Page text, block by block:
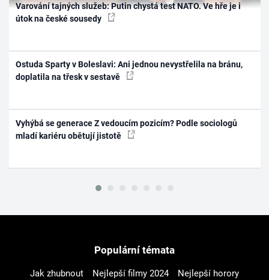
Varování tajných služeb: Putin chystá test NATO. Ve hře je i
útok na české sousedy
Ostuda Sparty v Boleslavi: Ani jednou nevystřelila na bránu,
doplatila na třesk v sestavě
Vyhýbá se generace Z vedoucím pozicím? Podle sociologů
mladí kariéru obětují jistotě
Populární témata
Jak zhubnout Nejlepší filmy 2024
Nejlepší horory